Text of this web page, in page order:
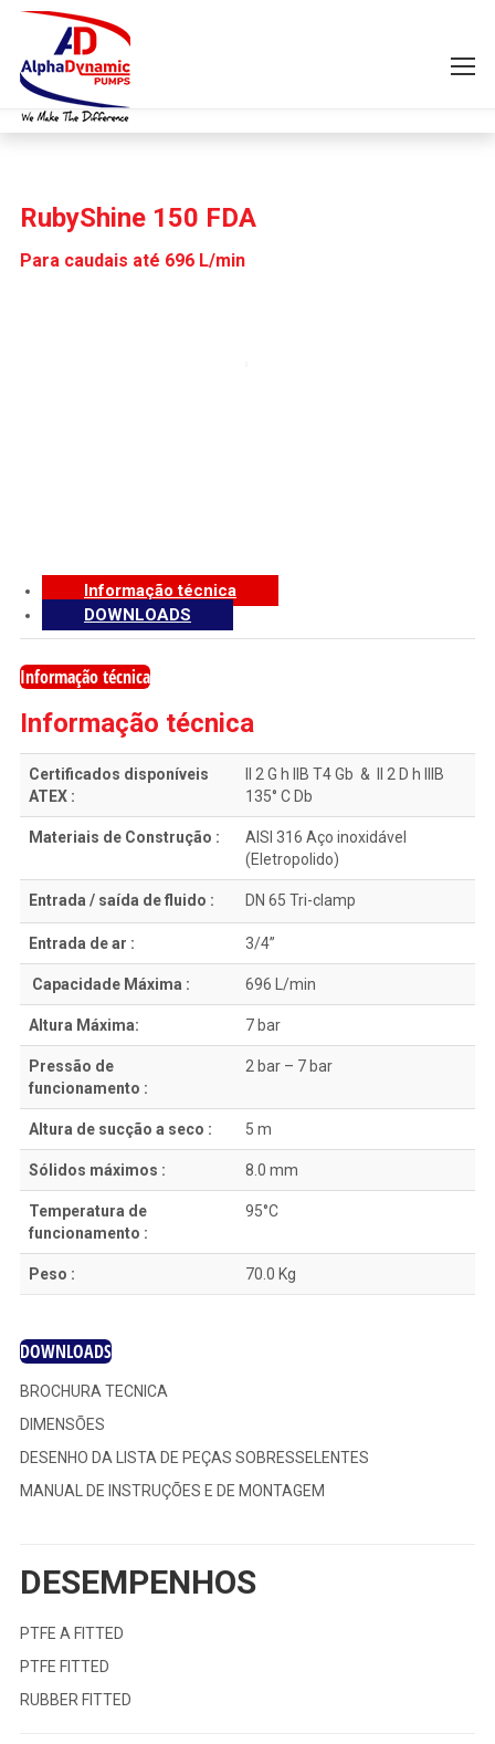
RubyShine 150 FDA
Para caudais até 696 L/min
Informação técnica
DOWNLOADS
Informação técnica
Informação técnica
Certificados disponíveis
ATEX :
II 2 G h IIB T4 Gb & II 2 D h IIIB
135° C Db
Materiais de Construção :
AISI 316 Aço inoxidável
(Eletropolido)
Entrada / saída de fluido : DN 65 Tri-clamp
Entrada de ar : 3/4”
Capacidade Máxima : 696 L/min
Altura Máxima: 7 bar
Pressão de
funcionamento :
2 bar – 7 bar
Altura de sucção a seco : 5 m
Sólidos máximos : 8.0 mm
Temperatura de
funcionamento :
95°C
Peso : 70.0 Kg
DOWNLOADS
BROCHURA TECNICA
DIMENSÕES
DESENHO DA LISTA DE PEÇAS SOBRESSELENTES
MANUAL DE INSTRUÇÕES E DE MONTAGEM
DESEMPENHOS
PTFE A FITTED
PTFE FITTED
RUBBER FITTED